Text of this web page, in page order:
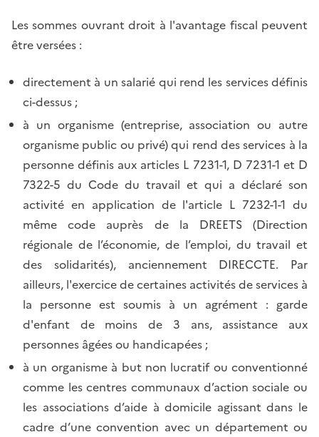
Les sommes ouvrant droit à l'avantage fiscal peuvent
être versées :
directement à un salarié qui rend les services définis
ci-dessus ;
à un organisme (entreprise, association ou autre
organisme public ou privé) qui rend des services à la
personne définis aux articles L 7231-1, D 7231-1 et D
7322-5 du Code du travail et qui a déclaré son
activité en application de l'article L 7232-1-1 du
même code auprès de la DREETS (Direction
régionale de l’économie, de l’emploi, du travail et
des solidarités), anciennement DIRECCTE. Par
ailleurs, l'exercice de certaines activités de services à
la personne est soumis à un agrément : garde
d'enfant de moins de 3 ans, assistance aux
personnes âgées ou handicapées ;
à un organisme à but non lucratif ou conventionné
comme les centres communaux d’action sociale ou
les associations d’aide à domicile agissant dans le
cadre d’une convention avec un département ou